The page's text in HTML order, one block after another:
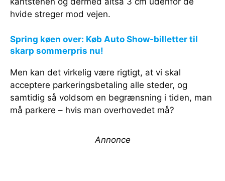
hvide streger mod vejen.
Spring køen over: Køb Auto Show-billetter til
skarp sommerpris nu!
Men kan det virkelig være rigtigt, at vi skal
acceptere parkeringsbetaling alle steder, og
samtidig så voldsom en begrænsning i tiden, man
må parkere – hvis man overhovedet må?
Annonce